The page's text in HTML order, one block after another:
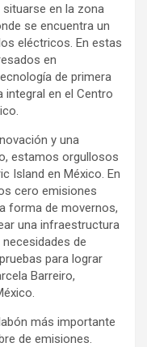
en la zona
se encuentra un
eléctricos. En estas
en
de primera
en el Centro
y una
estamos orgullosos
Island en México. En
cero emisiones
forma de movernos,
una infraestructura
de
para lograr
Barreiro,
más importante
de emisiones.